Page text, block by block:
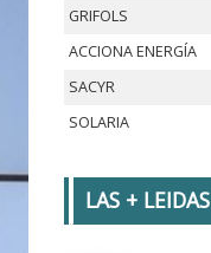
GRIFOLS
ACCIONA ENERGÍA
SACYR
SOLARIA
LAS + LEIDAS